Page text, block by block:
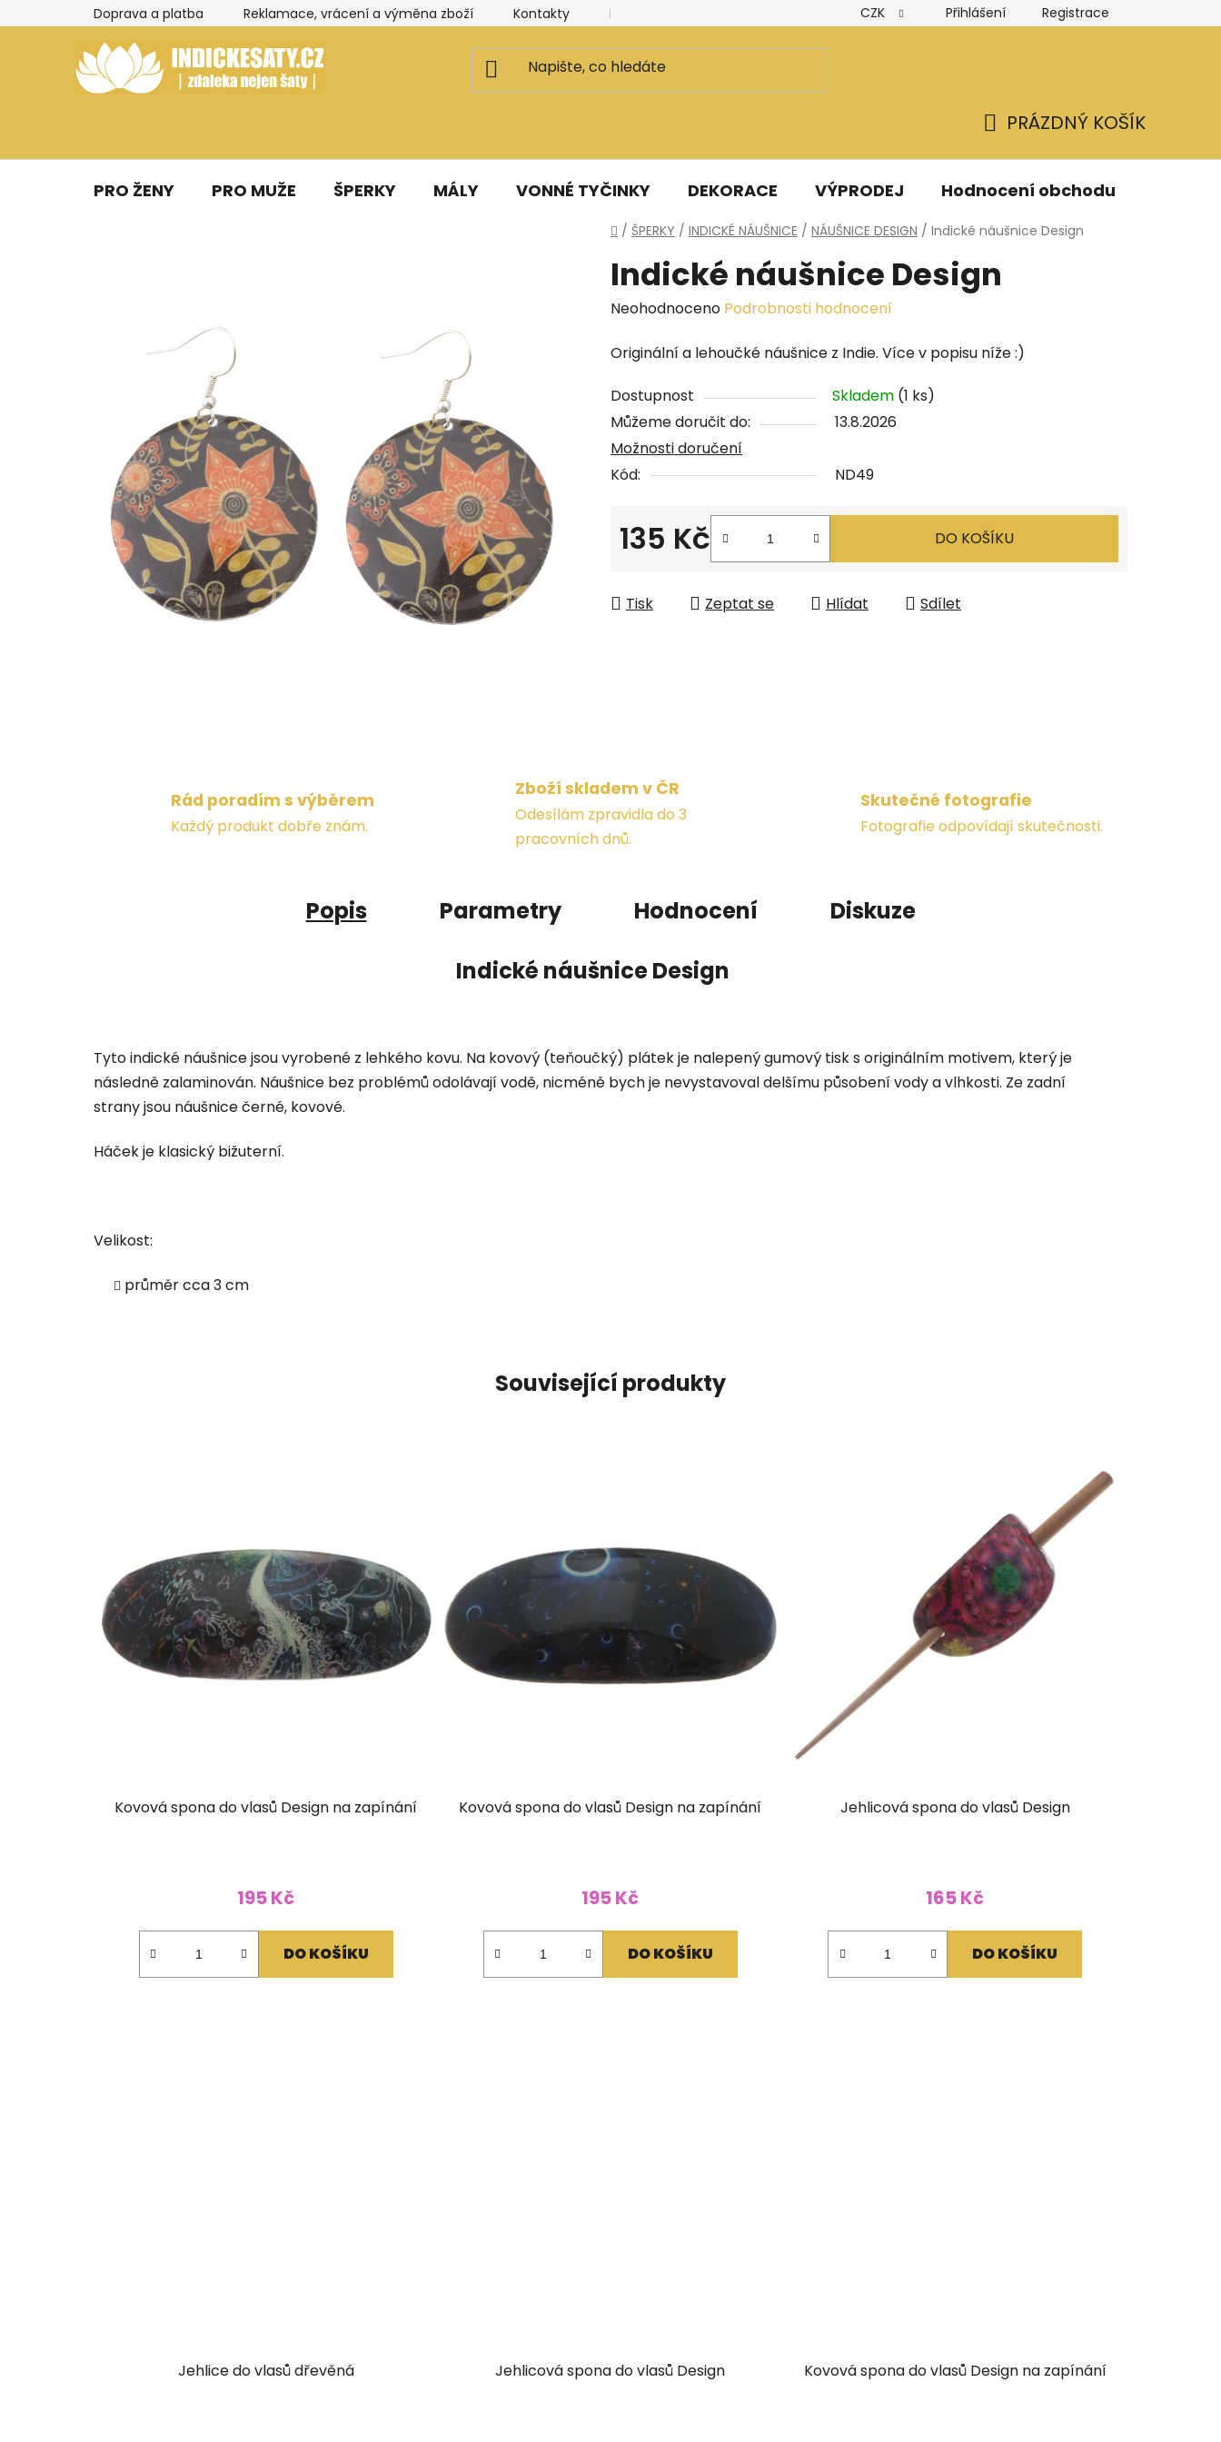
na
Doprava a platba Reklamace, vrácení a výměna zboží Kontakty Kancelář a ateliér Hodnocení obchodu Obchodní podmínky
CZK Přihlášení Registrace
KOŠÍK
PRÁZDNÝ KOŠÍK
PRO ŽENY PRO MUŽE ŠPERKY MÁLY VONNÉ TYČINKY DEKORACE VÝPRODEJ Hodnocení obchodu
Domů
/ ŠPERKY / INDICKÉ NÁUŠNICE / NÁUŠNICE DESIGN / Indické náušnice Design
Indické náušnice Design
Průměrné
produktu
0,0
z
5
hvězdiček.
Neohodnoceno Podrobnosti hodnocení
Originální a lehoučké náušnice z Indie. Více v popisu níže :)
Dostupnost Skladem (1 ks)
Můžeme doručit do:
13.8.2026
Možnosti doručení
Kód:
ND49
135 Kč DO KOŠÍKU
Tisk Zeptat se Hlídat Sdílet
Rád poradím s výběrem
Každý produkt dobře znám.
Zboží skladem v ČR
Odesílám zpravidla do 3
pracovních dnů.
Skutečné fotografie
Fotografie odpovídají skutečnosti.
Popis Parametry Hodnocení
Diskuze
Indické náušnice Design
Tyto indické náušnice jsou vyrobené z lehkého kovu. Na kovový (teňoučký) plátek je nalepený gumový tisk s originálním motivem, který je
následně zalaminován. Náušnice bez problémů odolávají vodě, nicméně bych je nevystavoval delšímu působení vody a vlhkosti. Ze zadní
strany jsou náušnice černé, kovové.
Háček je klasický bižuterní.
Velikost:
průměr cca 3 cm
Související produkty
Kovová spona do vlasů Design na zapínání
195 Kč
DO KOŠÍKU
Kovová spona do vlasů Design na zapínání
195 Kč
DO KOŠÍKU
Jehlicová spona do vlasů Design
165 Kč
DO KOŠÍKU
Jehlice do vlasů dřevěná Jehlicová spona do vlasů Design Kovová spona do vlasů Design na zapínání